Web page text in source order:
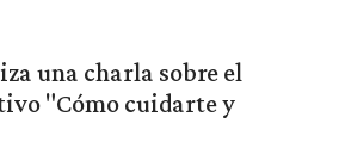
una charla sobre el
"Cómo cuidarte y